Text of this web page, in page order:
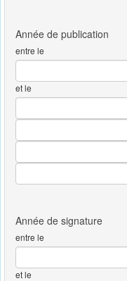
entre le
et le
entre le
et le